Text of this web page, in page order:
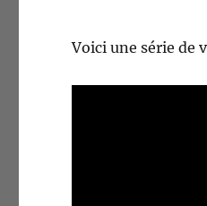
Voici une série de